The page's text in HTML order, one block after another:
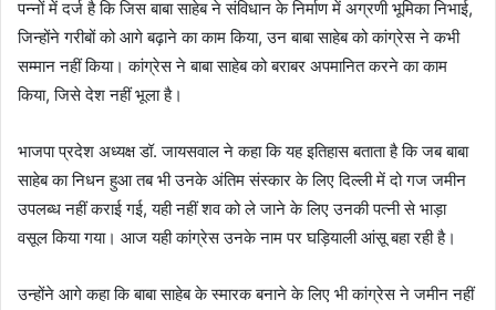
पन्नों में दर्ज है कि जिस बाबा साहेब ने संविधान के निर्माण में अग्रणी भूमिका निभाई,
जिन्होंने गरीबों को आगे बढ़ाने का काम किया, उन बाबा साहेब को कांग्रेस ने कभी
सम्मान नहीं किया। कांग्रेस ने बाबा साहेब को बराबर अपमानित करने का काम
किया, जिसे देश नहीं भूला है।
भाजपा प्रदेश अध्यक्ष डॉ. जायसवाल ने कहा कि यह इतिहास बताता है कि जब बाबा
साहेब का निधन हुआ तब भी उनके अंतिम संस्कार के लिए दिल्ली में दो गज जमीन
उपलब्ध नहीं कराई गई, यही नहीं शव को ले जाने के लिए उनकी पत्नी से भाड़ा
वसूल किया गया। आज यही कांग्रेस उनके नाम पर घड़ियाली आंसू बहा रही है।
उन्होंने आगे कहा कि बाबा साहेब के स्मारक बनाने के लिए भी कांग्रेस ने जमीन नहीं